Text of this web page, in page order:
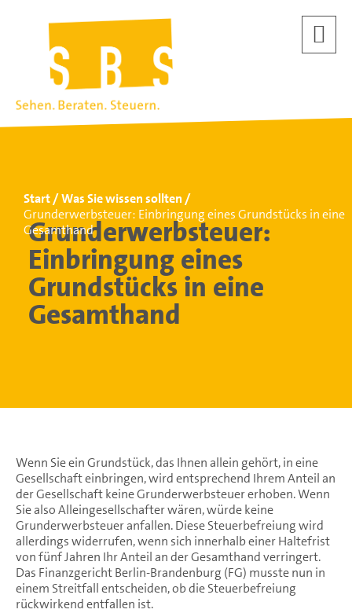
Start
Was Sie wissen sollten
Grunderwerbsteuer: Einbringung eines Grundstücks in eine
Gesamthand
Grunderwerbsteuer:
Einbringung eines
Grundstücks in eine
Gesamthand
Wenn Sie ein Grundstück, das Ihnen allein gehört, in eine
Gesellschaft einbringen, wird entsprechend Ihrem Anteil an
der Gesellschaft keine Grunderwerbsteuer erhoben. Wenn
Sie also Alleingesellschafter wären, würde keine
Grunderwerbsteuer anfallen. Diese Steuerbefreiung wird
allerdings widerrufen, wenn sich innerhalb einer Haltefrist
von fünf Jahren Ihr Anteil an der Gesamthand verringert.
Das Finanzgericht Berlin-Brandenburg (FG) musste nun in
einem Streitfall entscheiden, ob die Steuerbefreiung
rückwirkend entfallen ist.